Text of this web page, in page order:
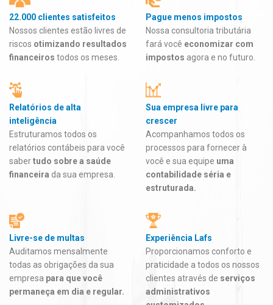
22.000 clientes satisfeitos
Nossos clientes estão livres de
riscos otimizando resultados
financeiros todos os meses.
Pague menos impostos
Nossa consultoria tributária
fará você economizar com
impostos agora e no futuro.
Relatórios de alta
inteligência
Estruturamos todos os
relatórios contábeis para você
sabertudo sobre a saúde
financeira da sua empresa.
Sua empresa livre para
crescer
Acompanhamos todos os
processos para fornecer à
você e sua equipe uma
contabilidade séria e
estruturada.
Livre-se de multas
Auditamos mensalmente
todas as obrigações da sua
empresa para que você
permaneça em dia e regular.
Experiência Lafs
Proporcionamos conforto e
praticidade a todos os nossos
clientes através de serviços
administrativos